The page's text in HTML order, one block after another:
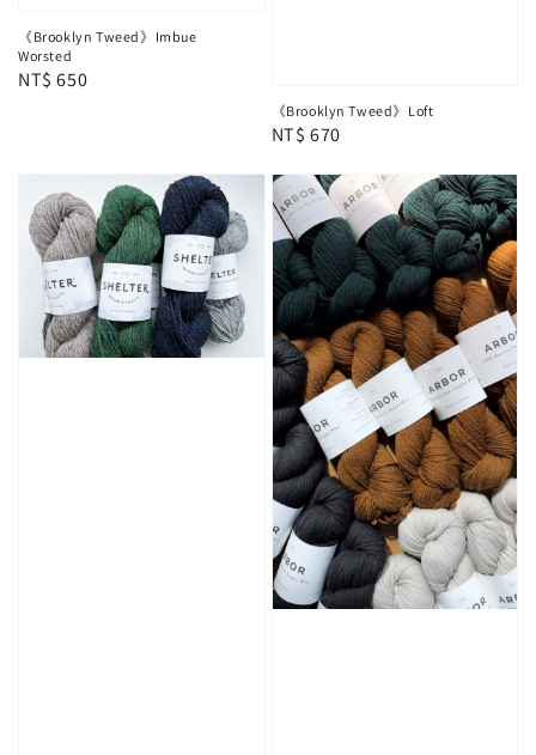
《Brooklyn Tweed》Imbue
Worsted
Regular
NT$ 650
《Brooklyn Tweed》Loft
Regular
NT$ 670